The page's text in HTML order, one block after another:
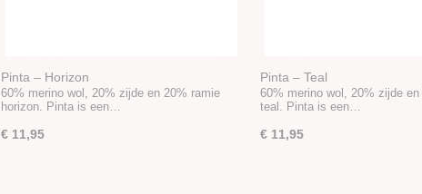
Pinta – Horizon
60% merino wol, 20% zijde en 20% ramie
horizon. Pinta is een…
€ 11,95
Pinta – Teal
60% merino wol, 20% zijde
teal. Pinta is een…
€ 11,95